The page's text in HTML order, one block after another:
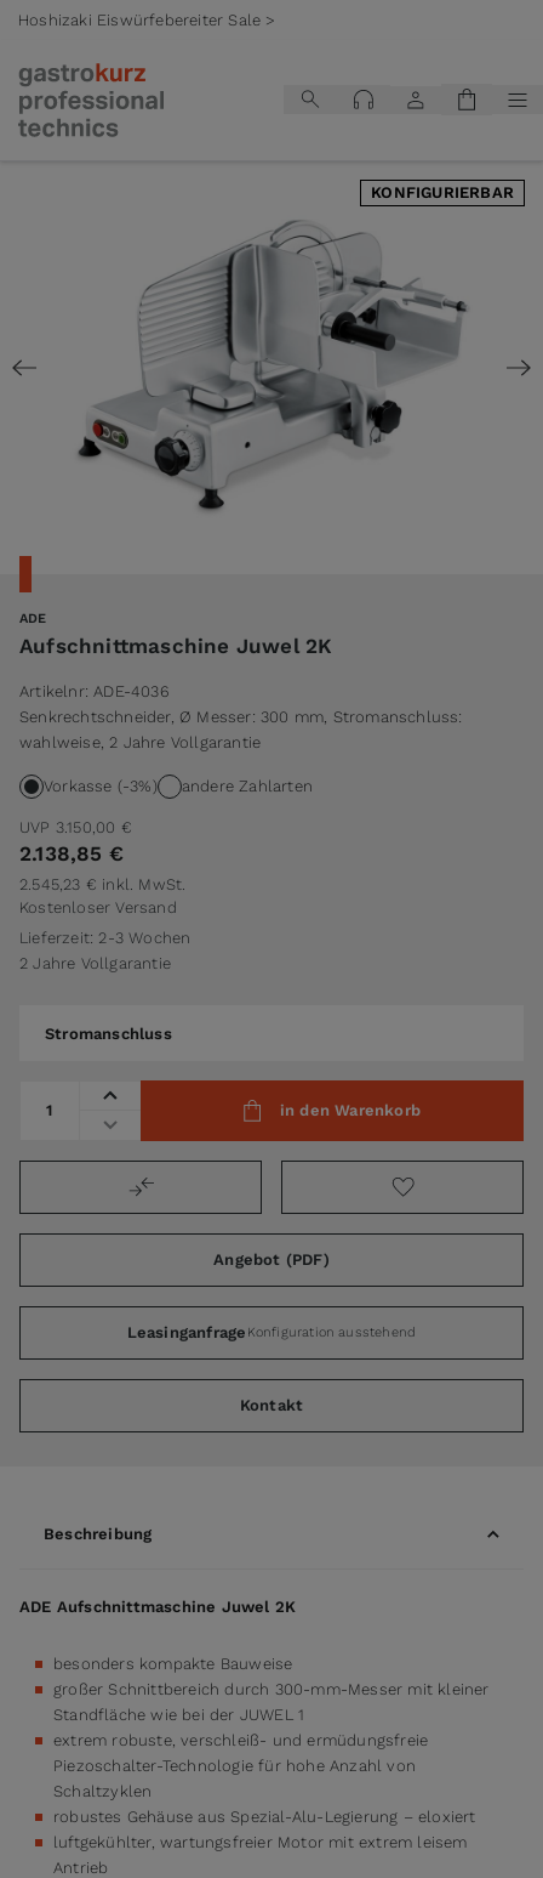
Hoshizaki Eiswürfebereiter Sale >
KONFIGURIERBAR
ADE
Aufschnittmaschine Juwel 2K
Artikelnr: ADE-4036
Senkrechtschneider, Ø Messer: 300 mm, Stromanschluss:
wahlweise, 2 Jahre Vollgarantie
Vorkasse (-3%) andere Zahlarten
UVP 3.150,00 €
2.138,85 €
2.545,23 € inkl. MwSt.
Kostenloser Versand
Lieferzeit: 2-3 Wochen
2 Jahre Vollgarantie
Stromanschluss
in den Warenkorb
Angebot (PDF)
Leasinganfrage Konfiguration ausstehend
Kontakt
Beschreibung
ADE Aufschnittmaschine Juwel 2K
besonders kompakte Bauweise
großer Schnittbereich durch 300-mm-Messer mit kleiner
Standfläche wie bei der JUWEL 1
extrem robuste, verschleiß- und ermüdungsfreie
Piezoschalter-Technologie für hohe Anzahl von
Schaltzyklen
robustes Gehäuse aus Spezial-Alu-Legierung – eloxiert
luftgekühlter, wartungsfreier Motor mit extrem leisem
Antrieb